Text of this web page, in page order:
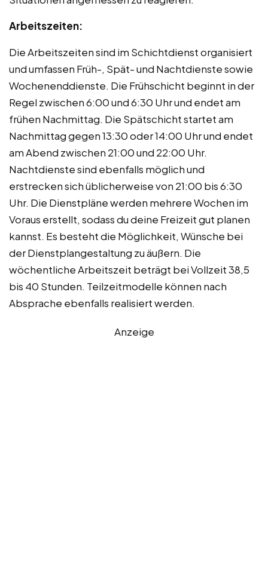
Arbeitszeiten:
Die Arbeitszeiten sind im Schichtdienst organisiert
und umfassen Früh-, Spät- und Nachtdienste sowie
Wochenenddienste. Die Frühschicht beginnt in der
Regel zwischen 6:00 und 6:30 Uhr und endet am
frühen Nachmittag. Die Spätschicht startet am
Nachmittag gegen 13:30 oder 14:00 Uhr und endet
am Abend zwischen 21:00 und 22:00 Uhr.
Nachtdienste sind ebenfalls möglich und
erstrecken sich üblicherweise von 21:00 bis 6:30
Uhr. Die Dienstpläne werden mehrere Wochen im
Voraus erstellt, sodass du deine Freizeit gut planen
kannst. Es besteht die Möglichkeit, Wünsche bei
der Dienstplangestaltung zu äußern. Die
wöchentliche Arbeitszeit beträgt bei Vollzeit 38,5
bis 40 Stunden. Teilzeitmodelle können nach
Absprache ebenfalls realisiert werden.
Anzeige